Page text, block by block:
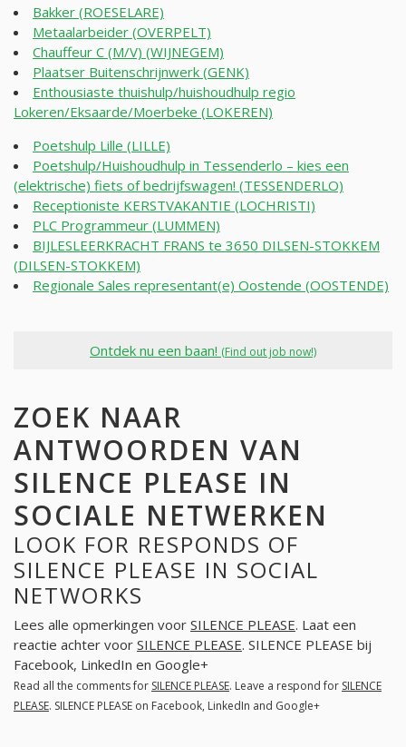
Bakker (ROESELARE)
Metaalarbeider (OVERPELT)
Chauffeur C (M/V) (WIJNEGEM)
Plaatser Buitenschrijnwerk (GENK)
Enthousiaste thuishulp/huishoudhulp regio
Lokeren/Eksaarde/Moerbeke (LOKEREN)
Poetshulp Lille (LILLE)
Poetshulp/Huishoudhulp in Tessenderlo – kies een
(elektrische) fiets of bedrijfswagen! (TESSENDERLO)
Receptioniste KERSTVAKANTIE (LOCHRISTI)
PLC Programmeur (LUMMEN)
BIJLESLEERKRACHT FRANS te 3650 DILSEN-STOKKEM
(DILSEN-STOKKEM)
Regionale Sales representant(e) Oostende (OOSTENDE)
Ontdek nu een baan! (Find out job now!)
ZOEK NAAR
ANTWOORDEN VAN
SILENCE PLEASE IN
SOCIALE NETWERKEN
LOOK FOR RESPONDS OF
SILENCE PLEASE IN SOCIAL
NETWORKS
Lees alle opmerkingen voor SILENCE PLEASE. Laat een
reactie achter voor SILENCE PLEASE. SILENCE PLEASE bij
Facebook, LinkedIn en Google+
Read all the comments for SILENCE PLEASE. Leave a respond for SILENCE
PLEASE. SILENCE PLEASE on Facebook, LinkedIn and Google+